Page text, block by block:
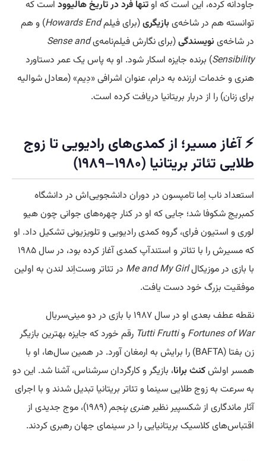
جاودانه کرده، این است که اوتنها فرد در تاریخ هالیوود است که
توانسته هم در شاخه‌یبازیگری(برای فیلمHowards End) و هم
در شاخه‌ی نویسندگی(برای نگارش فیلم‌نامه‌یSense and
Sensibility) برنده جایزه اسکار شود. او به پاس یک عمر دستاورد
هنری و خدمات ارزنده به درام، عنوان اشرافی «دِیم» (معادل شوالیه
برای زنان) را از دربار بریتانیا دریافت کرده است.
⚡ آغاز مسیر؛ از کمدی‌های رادیویی تا زوج
طلایی تئاتر بریتانیا (۱۹۸۰–۱۹۸۹)
استعداد ناب اِما تامپسون در دوران دانشجویی‌اش در دانشگاه
کمبریج شکوفا شد؛ جایی که او در کنار چهره‌های جوانی چون هیو
لوری و استیون فرای، گروه کمدی رادیویی و تلویزیونی تشکیل داد. او
که مسیرش را با تئاتر و استندآپ کمدی آغاز کرده بود، در سال ۱۹۸۵
با بازی در موزیکالMe and My Girl در تئاتر وست‌اِند لندن به اولین
موفقیت بزرگ خود دست یافت.
نقطه عطف بعدی او در سال ۱۹۸۷ با بازی در دو مینی‌سریال
Fortunes of War وTutti Frutti رقم خورد که جایزه بهترین بازیگر
زن بفتا (BAFTA) را برایش به ارمغان آورد. در همین سال‌ها، او با
همسر اولشکنث برانا، بازیگر و کارگردان سرشناس، آشنا شد. این دو
به سرعت به زوج طلایی سینما و تئاتر بریتانیا تبدیل شدند و با اجرای
آثار ماندگاری از شکسپیر نظیر هنری پنجم
(۱۹۸۹)، موج جدیدی از
اقتباس‌های کلاسیک بریتانیایی را در سینمای جهان رهبری کردند.